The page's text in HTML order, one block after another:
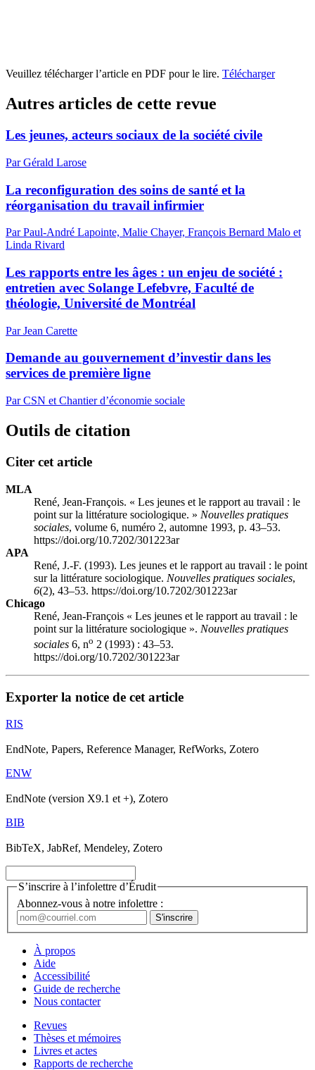
Veuillez télécharger l’article en PDF pour le lire. Télécharger
Autres articles de cette revue
Les jeunes, acteurs sociaux de la société civile
Par Gérald Larose
La reconfiguration des soins de santé et la
réorganisation du travail infirmier
Par Paul-André Lapointe, Malie Chayer, François Bernard Malo et
Linda Rivard
Les rapports entre les âges : un enjeu de société :
entretien avec Solange Lefebvre, Faculté de
théologie, Université de Montréal
Par Jean Carette
Demande au gouvernement d’investir dans les
services de première ligne
Par CSN et Chantier d’économie sociale
Outils de citation
Citer cet article
MLA
René, Jean-François. « Les jeunes et le rapport au travail : le
point sur la littérature sociologique. » Nouvelles pratiques
sociales, volume 6, numéro 2, automne 1993, p. 43–53.
https://doi.org/10.7202/301223ar
APA
René, J.-F. (1993). Les jeunes et le rapport au travail : le point
sur la littérature sociologique. Nouvelles pratiques sociales,
6(2), 43–53. https://doi.org/10.7202/301223ar
Chicago
René, Jean-François « Les jeunes et le rapport au travail : le
point sur la littérature sociologique ». Nouvelles pratiques
sociales 6, no 2 (1993) : 43–53.
https://doi.org/10.7202/301223ar
Exporter la notice de cet article
RIS
EndNote, Papers, Reference Manager, RefWorks, Zotero
ENW
EndNote (version X9.1 et +), Zotero
BIB
BibTeX, JabRef, Mendeley, Zotero
S’inscrire à l’infolettre d’Érudit
Abonnez-vous à notre infolettre :
À propos
Aide
Accessibilité
Guide de recherche
Nous contacter
Revues
Thèses et mémoires
Livres et actes
Rapports de recherche